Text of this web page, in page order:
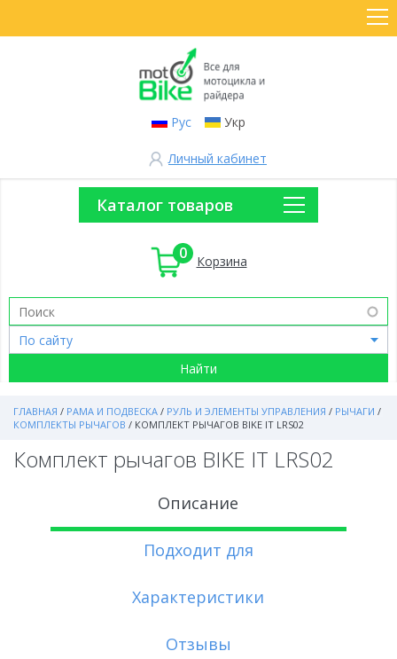
Рус Укр
Личный кабинет
Каталог товаров
0 Корзина
ГЛАВНАЯ / РАМА И ПОДВЕСКА / РУЛЬ И ЭЛЕМЕНТЫ УПРАВЛЕНИЯ / РЫЧАГИ /
КОМПЛЕКТЫ РЫЧАГОВ / КОМПЛЕКТ РЫЧАГОВ BIKE IT LRS02
Комплект рычагов BIKE IT LRS02
Описание
Подходит для
Характеристики
Отзывы